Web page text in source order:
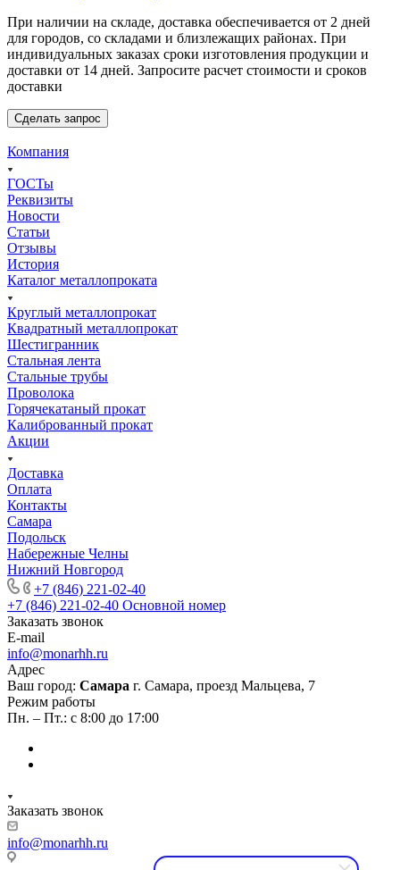
При наличии на складе, доставка обеспечивается от 2 дней
для городов, со складами и близлежащих районах. При
индивидуальных заказах сроки изготовления продукции и
доставки от 14 дней. Запросите расчет стоимости и сроков
доставки
Сделать запрос
Компания
ГОСТы
Реквизиты
Новости
Статьи
Отзывы
История
Каталог металлопроката
Круглый металлопрокат
Квадратный металлопрокат
Шестигранник
Стальная лента
Стальные трубы
Проволока
Горячекатаный прокат
Калиброванный прокат
Акции
Доставка
Оплата
Контакты
Самара
Подольск
Набережные Челны
Нижний Новгород
+7 (846) 221-02-40
+7 (846) 221-02-40 Основной номер
Заказать звонок
E-mail
info@monarhh.ru
Адрес
Ваш город: Самара г. Самара, проезд Мальцева, 7
Режим работы
Пн. – Пт.: с 8:00 до 17:00
Заказать звонок
info@monarhh.ru